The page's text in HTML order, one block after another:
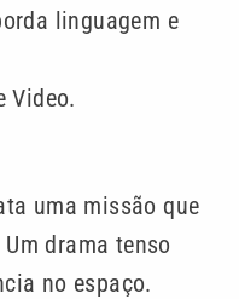
linguagem e
Video.
uma missão que
drama tenso
no espaço.